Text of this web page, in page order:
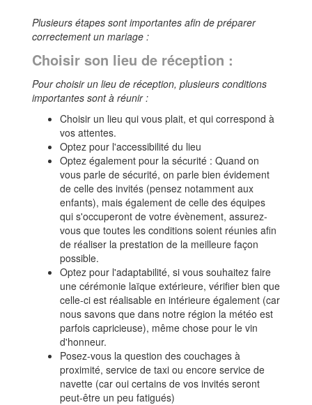
Plusieurs étapes sont importantes afin de préparer
correctement un mariage :
Choisir son lieu de réception :
Pour choisir un lieu de réception, plusieurs conditions
importantes sont à réunir :
Choisir un lieu qui vous plait, et qui correspond à
vos attentes.
Optez pour l'accessibilité du lieu
Optez également pour la sécurité : Quand on
vous parle de sécurité, on parle bien évidement
de celle des invités (pensez notamment aux
enfants), mais également de celle des équipes
qui s'occuperont de votre évènement, assurez-
vous que toutes les conditions soient réunies afin
de réaliser la prestation de la meilleure façon
possible.
Optez pour l'adaptabilité, si vous souhaitez faire
une cérémonie laïque extérieure, vérifier bien que
celle-ci est réalisable en intérieure également (car
nous savons que dans notre région la météo est
parfois capricieuse), même chose pour le vin
d'honneur.
Posez-vous la question des couchages à
proximité, service de taxi ou encore service de
navette (car oui certains de vos invités seront
peut-être un peu fatigués)